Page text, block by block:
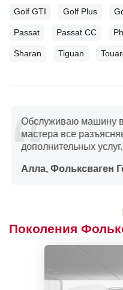
Golf GTI Golf Plus
Passat Passat CC
Sharan Tiguan
Обслуживаю машину в
мастера все
дополнительных услуг.
Алла, Фольксваген
Поколения